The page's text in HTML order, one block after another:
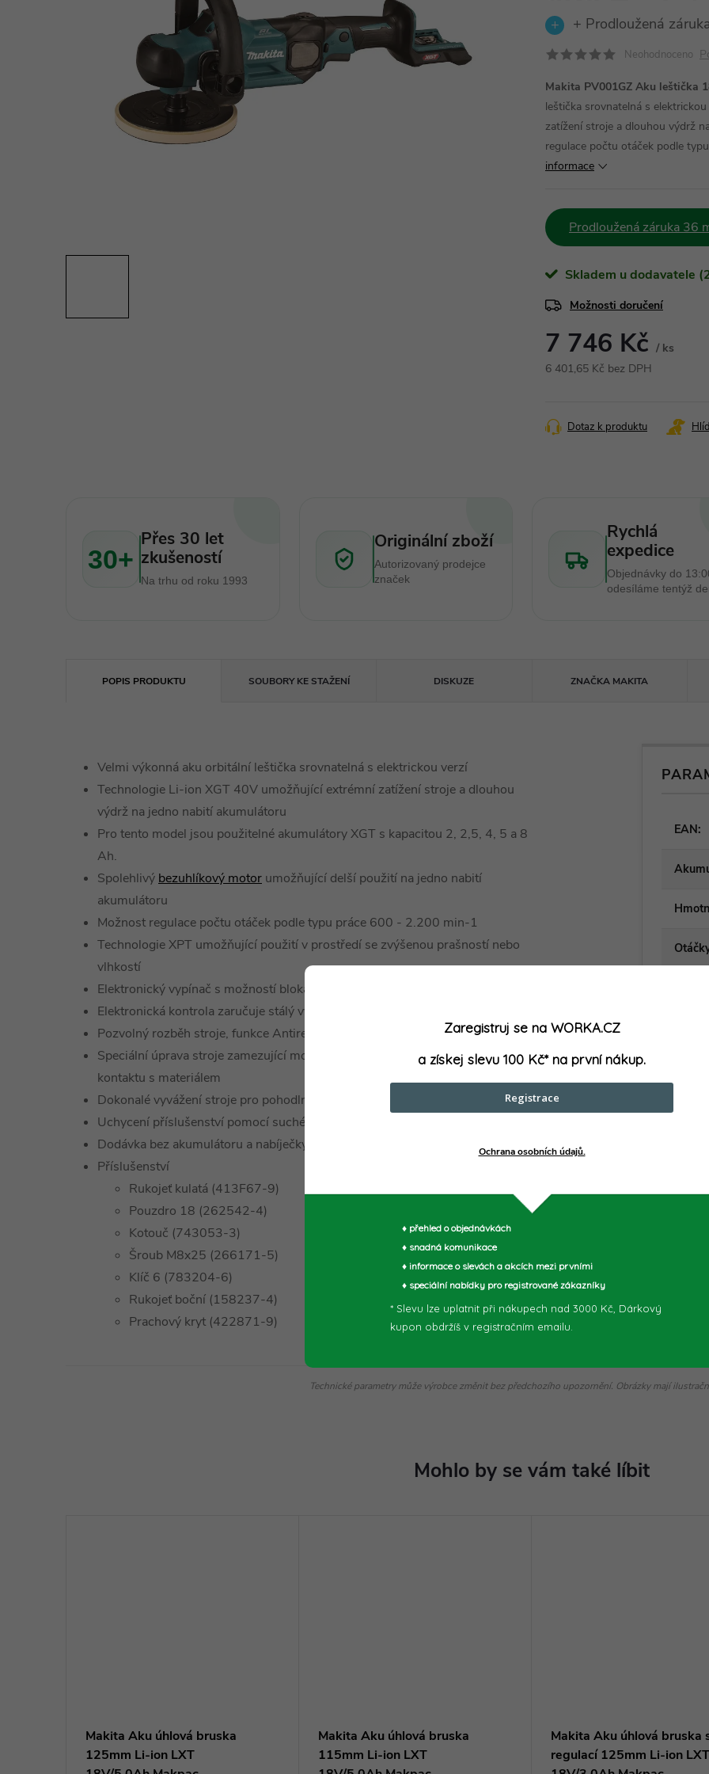
+ Prodloužená
Neohodnoceno
Makita PV001GZ Aku leštička
leštička srovnatelná s
zatížení stroje a dlouhou výdrž
regulace počtu otáček podle
informace
Prodloužená záruka 36
Skladem u dodavatele
Možnosti doručení
7 746 Kč / ks
6 401,65 Kč bez DPH
Dotaz k produktu
30+
Přes 30 let
zkušeností
Na trhu od roku 1993
Originální zboží
Autorizovaný prodejce
značek
Rychlá
expedice
Objednávky do
odesíláme tentýž
POPIS PRODUKTU SOUBORY KE STAŽENÍ DISKUZE ZNAČKA MAKITA
Velmi výkonná aku orbitální leštička srovnatelná s elektrickou verzí
Technologie Li-ion XGT 40V umožňující extrémní zatížení stroje a dlouhou
výdrž na jedno nabití akumulátoru
Pro tento model jsou použitelné akumulátory XGT s kapacitou 2, 2,5, 4, 5 a 8
Ah.
Spolehlivý bezuhlíkový motor umožňující delší použití na jedno nabití
akumulátoru
Možnost regulace počtu otáček podle typu práce 600 - 2.200 min-1
Technologie XPT umožňující použití v prostředí se zvýšenou prašností nebo
vlhkostí
Elektronický vypínač s možností blokace pro stálý chod
Elektronická kontrola zaručuje stálý výkon i při vysokém zatížení stroje
Pozvolný rozběh stroje, funkce Antirestart
Speciální úprava stroje zamezující možnosti vzniku škrábanců v případě
kontaktu s materiálem
Dokonalé vyvážení stroje pro pohodlnou práci
Uchycení příslušenství pomocí suchého zipu
Dodávka bez akumulátoru a nabíječky
Příslušenství
Rukojeť kulatá (413F67-9)
Pouzdro 18 (262542-4)
Kotouč (743053-3)
Šroub M8x25 (266171-5)
Klíč 6 (783204-6)
Rukojeť boční (158237-4)
Prachový kryt (422871-9)
EAN:
Technické parametry může výrobce změnit bez předchozího upozornění. Obrázky mají
Makita Aku úhlová bruska
125mm Li-ion LXT
Makita Aku úhlová bruska
115mm Li-ion LXT
Makita Aku úhlová bruska
regulací 125mm Li-ion LXT
Zaregistruj se na WORKA.CZ
a získej slevu 100 Kč* na první nákup.
Registrace
Ochrana osobních údajů.
♦ přehled o objednávkách
♦ snadná komunikace
♦ informace o slevách a akcích mezi prvními
♦ speciální nabídky pro registrované zákazníky
* Slevu lze uplatnit při nákupech nad 3000 Kč, Dárkový
kupon obdržíš v registračním emailu.